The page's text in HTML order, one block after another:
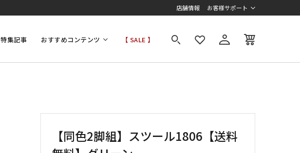
店舗情報 お客様サポート
特集記事 おすすめコンテンツ 【 SALE 】
【同色2脚組】スツール1806【送料